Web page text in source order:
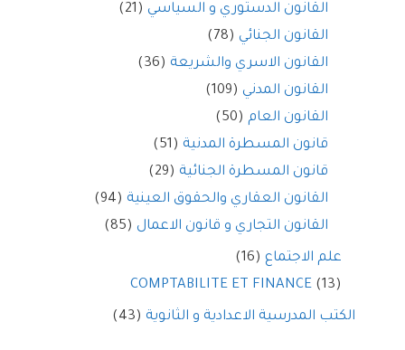
القانون الدستوري و السياسي (21)
القانون الجنائي (78)
القانون الاسري والشريعة (36)
القانون المدني (109)
القانون العام (50)
قانون المسطرة المدنية (51)
قانون المسطرة الجنائية (29)
القانون العقاري والحقوق العينية (94)
القانون التجاري و قانون الاعمال (85)
علم الاجتماع (16)
COMPTABILITE ET FINANCE (13)
الكتب المدرسية الاعدادية و الثانوية (43)